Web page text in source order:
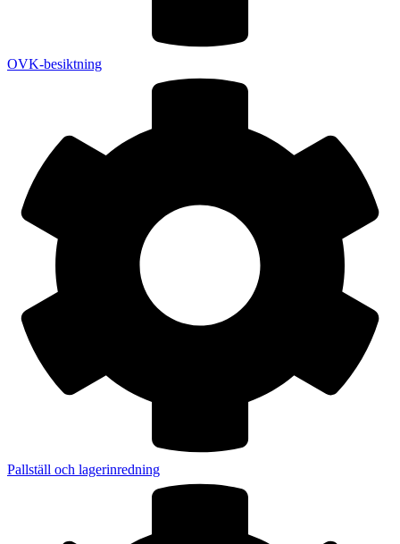
OVK-besiktning
Pallställ och lagerinredning